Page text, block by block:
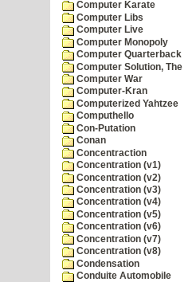
Computer Karate
Computer Libs
Computer Live
Computer Monopoly
Computer Quarterback
Computer Solution, The
Computer War
Computer-Kran
Computerized Yahtzee
Computhello
Con-Putation
Conan
Concentraction
Concentration (v1)
Concentration (v2)
Concentration (v3)
Concentration (v4)
Concentration (v5)
Concentration (v6)
Concentration (v7)
Concentration (v8)
Condensation
Conduite Automobile